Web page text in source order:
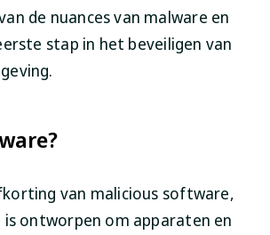
de nuances van malware en
stap in het beveiligen van
van malicious software,
ontworpen om apparaten en